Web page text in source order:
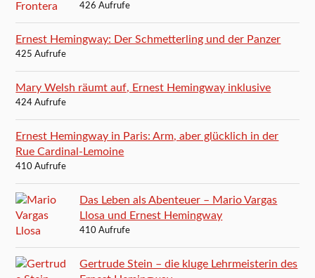
426 Aufrufe
Ernest Hemingway: Der Schmetterling und der Panzer
425 Aufrufe
Mary Welsh räumt auf, Ernest Hemingway inklusive
424 Aufrufe
Ernest Hemingway in Paris: Arm, aber glücklich in der
Rue Cardinal-Lemoine
410 Aufrufe
Das Leben als Abenteuer – Mario Vargas
Llosa und Ernest Hemingway
410 Aufrufe
Gertrude Stein – die kluge Lehrmeisterin des